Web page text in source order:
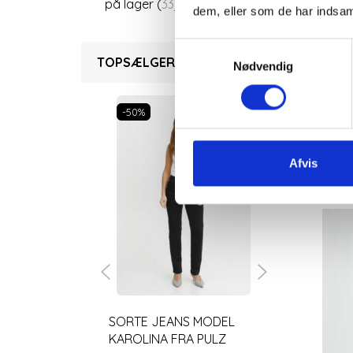
dem, eller som de har
Nødvendig
Afvis
(5)
35/34 (Damestr.46/lgd.86
cm) 1)
på lager (33)
TOPSÆLGERE
-50%
SORTE JEANS MODEL
KAROLINA FRA PULZ
EKSTRA
SORTE